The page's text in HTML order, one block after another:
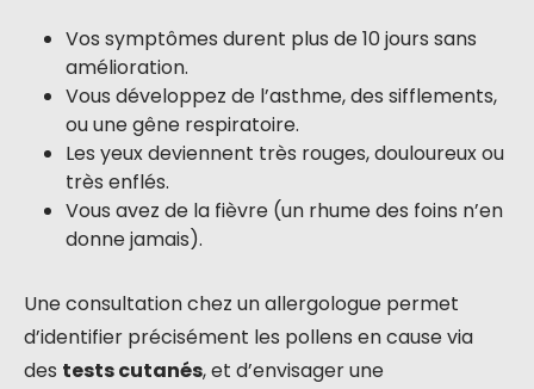
Vos symptômes durent plus de 10 jours sans
amélioration.
Vous développez de l’asthme, des sifflements,
ou une gêne respiratoire.
Les yeux deviennent très rouges, douloureux ou
très enflés.
Vous avez de la fièvre (un rhume des foins n’en
donne jamais).
Une consultation chez un allergologue permet
d’identifier précisément les pollens en cause via
des tests cutanés, et d’envisager une